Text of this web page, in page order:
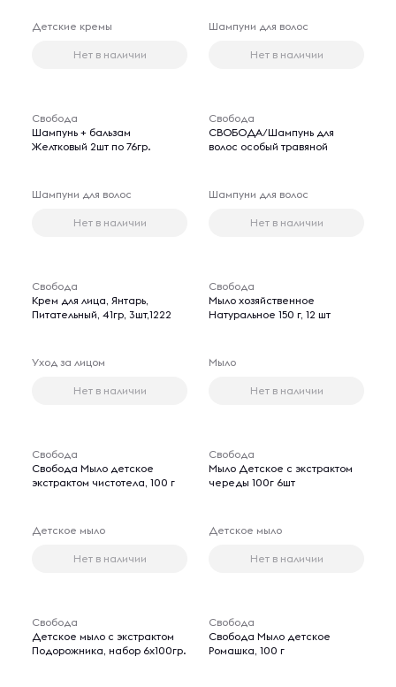
Детские кремы
Нет в наличии
Шампуни для волос
Нет в наличии
Свобода
Шампунь + бальзам
Желтковый 2шт по 76гр.
Шампуни для волос
Нет в наличии
Свобода
СВОБОДА/Шампунь для
волос особый травяной
Шампуни для волос
Нет в наличии
Свобода
Крем для лица, Янтарь,
Питательный, 41гр, 3шт,1222
Уход за лицом
Нет в наличии
Свобода
Мыло хозяйственное
Натуральное 150 г, 12 шт
Мыло
Нет в наличии
Свобода
Свобода Мыло детское
экстрактом чистотела, 100 г
Детское мыло
Нет в наличии
Свобода
Мыло Детское с экстрактом
череды 100г 6шт
Детское мыло
Нет в наличии
Свобода
Детское мыло с экстрактом
Подорожника, набор 6х100гр.
Свобода
Свобода Мыло детское
Ромашка, 100 г